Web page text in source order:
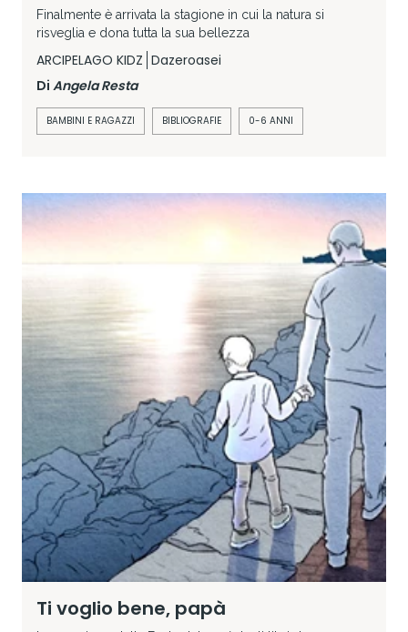
Finalmente è arrivata la stagione in cui la natura si
risveglia e dona tutta la sua bellezza
ARCIPELAGO KIDZ Dazeroasei
Di Angela Resta
BAMBINI E RAGAZZI BIBLIOGRAFIE 0-6 ANNI
Ti voglio bene, papà